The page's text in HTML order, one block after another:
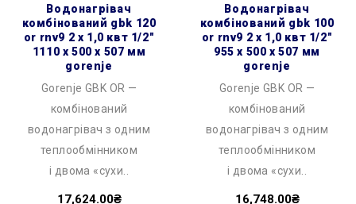
водонагрівач
комбінований gbk 120
or rnv9 2 х 1,0 квт 1/2″
1110 x 500 x 507 мм
gorenje
Gorenje GBK OR —
комбінований
водонагрівач з одним
теплообмінником
і двома «сухи..
17,624.00₴
водонагрівач
комбінований gbk 100
or rnv9 2 х 1,0 квт 1/2″
955 x 500 x 507 мм
gorenje
Gorenje GBK OR —
комбінований
водонагрівач з одним
теплообмінником
і двома «сухи..
16,748.00₴